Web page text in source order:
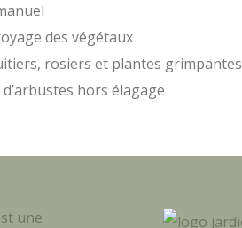
des végétaux
rosiers et plantes grimpantes
hors élagage
une